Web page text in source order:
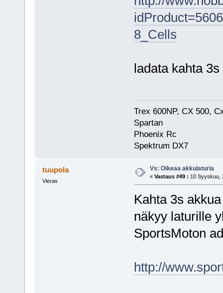
8_Cells
ladata kahta
Trex 600NP, CX 500,
Spartan
Phoenix Rc
Spektrum DX7
tuupola
Vieras
Vs: Oikeaa akkulaturia
« Vastaus #49 : 10 Syyskuu,
Kahta 3s
näkyy laturille
SportsMoton
http://